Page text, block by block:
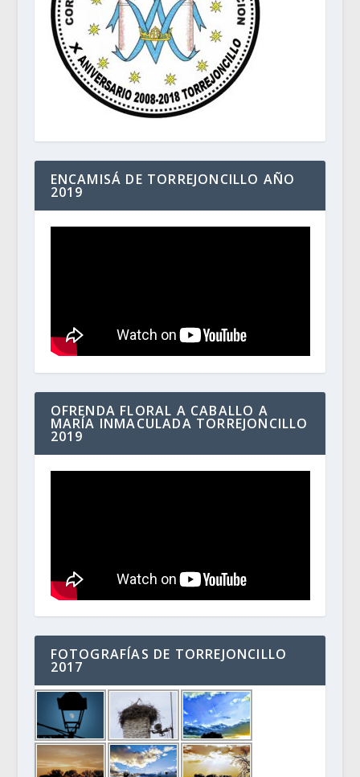
ENCAMISÁ DE TORREJONCILLO AÑO
2019
OFRENDA FLORAL A CABALLO A
MARÍA INMACULADA TORREJONCILLO
2019
FOTOGRAFÍAS DE TORREJONCILLO
2017